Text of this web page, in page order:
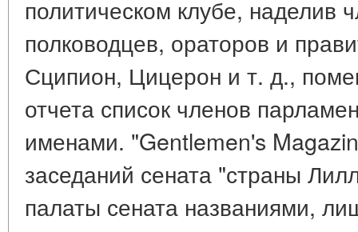
политическом клубе, наделив
полководцев, ораторов и
Сципион, Цицерон и т. д.,
отчета список членов
именами. "Gentlemen's
заседаний сената "страны
палаты сената названиями,